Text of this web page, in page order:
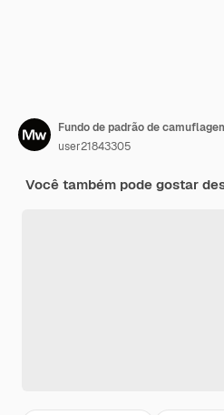
Fundo de padrão de
user21843305
Você também pode gostar